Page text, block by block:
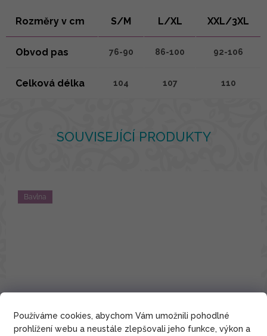
Používáme cookies, abychom Vám umožnili pohodlné
prohlížení webu a neustále zlepšovali jeho funkce, výkon a
SOUVISEJÍCÍ PRODUKTY
Bavlna
Rozměry v cm S/M L/XL XXL/3XL
Obvod pas 76-90 86-100 92-106
Celková délka 104 107 110